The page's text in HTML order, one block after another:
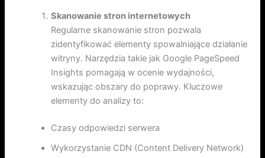
Skanowanie stron internetowych
Regularne skanowanie stron pozwala
zidentyfikować elementy spowalniające działanie
witryny. Narzędzia takie jak Google PageSpeed
Insights pomagają w ocenie wydajności,
wskazując obszary do poprawy. Kluczowe
elementy do analizy to:
Czasy odpowiedzi serwera
Wykorzystanie CDN (Content Delivery Network)